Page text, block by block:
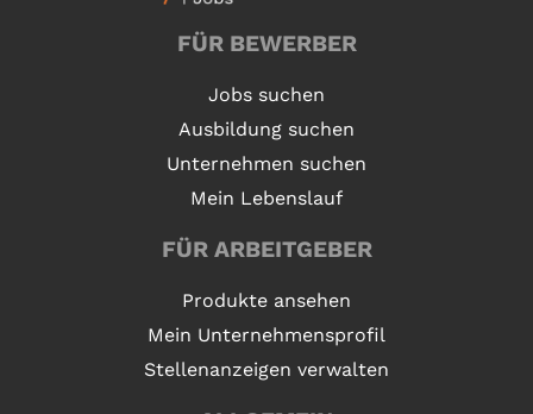
FÜR BEWERBER
Jobs suchen
Ausbildung suchen
Unternehmen suchen
Mein Lebenslauf
FÜR ARBEITGEBER
Produkte ansehen
Mein Unternehmensprofil
Stellenanzeigen verwalten